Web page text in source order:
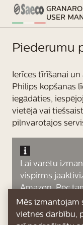
USER
Piederumu
Ierīces tīrīšanai
Philips kopšanas
iegādāties,
vietējā vai
pilnvarotajos
Lai varētu
vispirms
Amazon. Pēc
redzamās
kontu ar savu
Mēs izmantojam
vietnes darbību,